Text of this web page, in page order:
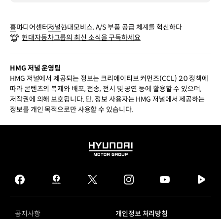
홈미디어센터저널현대모비스, A/S 부품 공급 체계를 혁신하다
현대자동차그룹의 최신 소식을 구독하세요
HMG 저널 운영팀
HMG 저널에서 제공되는 정보는 크리에이티브 커먼즈(CCL) 2.0 정책에
따라 콘텐츠의 복제와 배포, 전송, 전시 및 공연 등에 활용할 수 있으며,
저작권에 의해 보호됩니다. 단, 정보 사용자는 HMG 저널에서 제공하는
정보를 개인 목적으로만 사용할 수 있습니다.
HYUNDAI
GROUP
facebook
hmg
journal
twitter instagram
tv
공지사항
개인정보 처리방침